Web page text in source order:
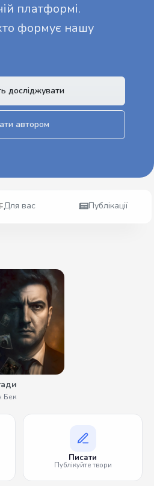
платформі.
формує нашу
досліджувати
автором
Для вас Публікації
Бек
Писати
Публікуйте твори